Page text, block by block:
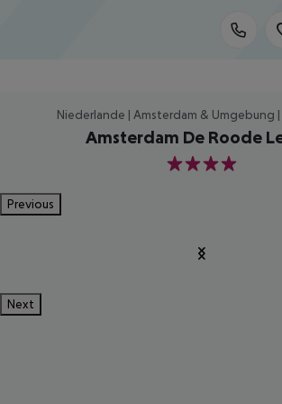
Niederlande | Amsterdam & Umgebung
Amsterdam De Roode
4
Previous
Next